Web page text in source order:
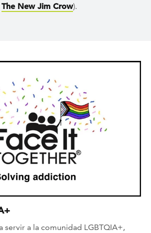
The New Jim Crow).
servir a la comunidad LGBTQIA+,